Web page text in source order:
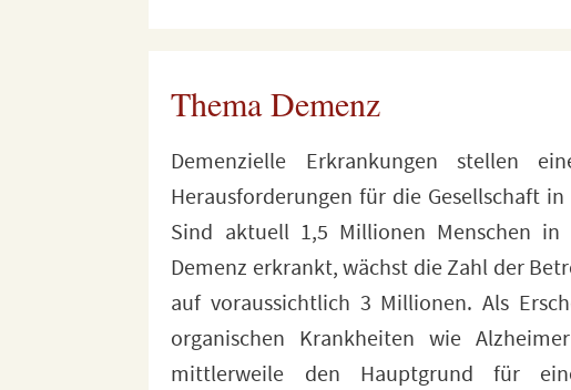
Thema Demenz
Demenzielle Erkrankungen stellen
Herausforderungen für die Gesellschaft in
Sind aktuell 1,5 Millionen Menschen in
Demenz erkrankt, wächst die Zahl der
auf voraussichtlich 3 Millionen. Als
organischen Krankheiten wie
mittlerweile den Hauptgrund für
einhergeht, erfordert die Demenz eine
Versorgung. Da die Versorgungssituation
zurzeit jedoch erhebliche Lücken
Betroffene und Angehörige oft vor
Ein gesellschaftliches Umdenken in
Demenz ist daher mehr als
Hintergrund soll das Fotoprojekt